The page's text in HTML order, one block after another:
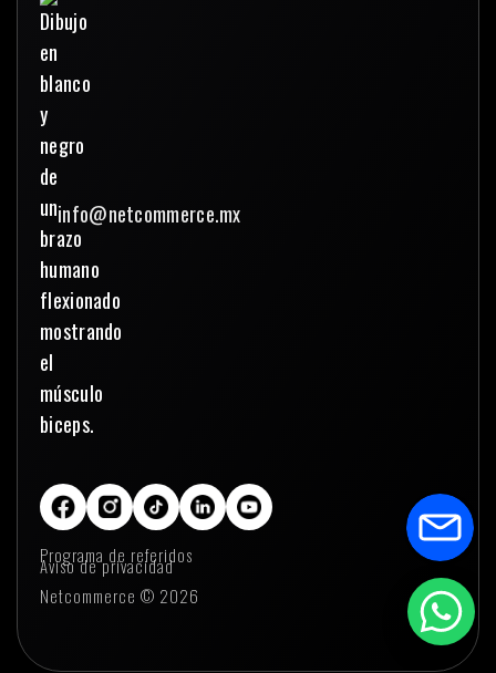
info@netcommerce.mx
Programa de referidos
Aviso de privacidad
Netcommerce © 2026